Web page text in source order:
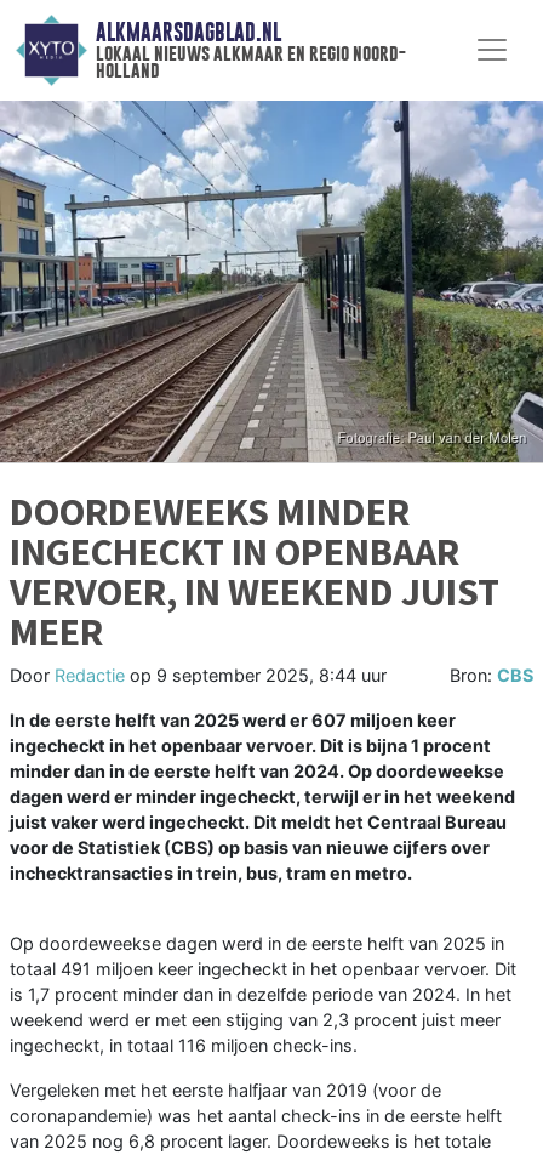
ALKMAARSDAGBLAD.NL
lokaal nieuws alkmaar en regio noord-
holland
DOORDEWEEKS MINDER
INGECHECKT IN OPENBAAR
VERVOER, IN WEEKEND JUIST
MEER
Door Redactie op 9 september 2025, 8:44 uur Bron: CBS
In de eerste helft van 2025 werd er 607 miljoen keer
ingecheckt in het openbaar vervoer. Dit is bijna 1 procent
minder dan in de eerste helft van 2024. Op doordeweekse
dagen werd er minder ingecheckt, terwijl er in het weekend
juist vaker werd ingecheckt. Dit meldt het Centraal Bureau
voor de Statistiek (CBS) op basis van nieuwe cijfers over
inchecktransacties in trein, bus, tram en metro.
Op doordeweekse dagen werd in de eerste helft van 2025 in
totaal 491 miljoen keer ingecheckt in het openbaar vervoer. Dit
is 1,7 procent minder dan in dezelfde periode van 2024. In het
weekend werd er met een stijging van 2,3 procent juist meer
ingecheckt, in totaal 116 miljoen check-ins.
Vergeleken met het eerste halfjaar van 2019 (voor de
coronapandemie) was het aantal check-ins in de eerste helft
van 2025 nog 6,8 procent lager. Doordeweeks is het totale